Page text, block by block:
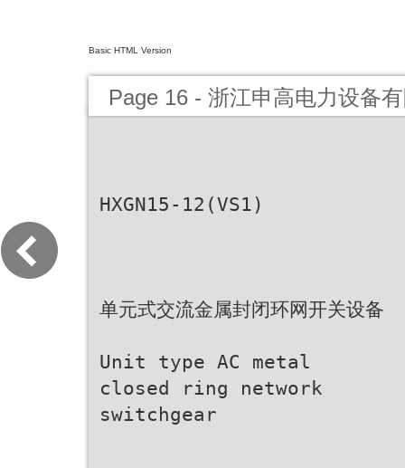
Basic HTML Version
Page 16 - 浙江申高电力设备
HXGN15-12(VS1)
单元式交流金属封闭环网开关设备
Unit type AC metal
closed ring network
switchgear